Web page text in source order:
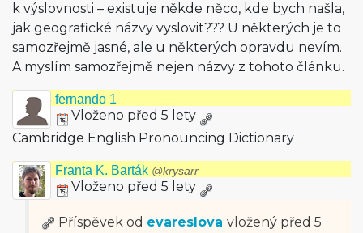
k výslovnosti – existuje někde něco, kde bych našla,
jak geografické názvy vyslovit??? U některých je to
samozřejmě jasné, ale u některých opravdu nevím.
A myslím samozřejmě nejen názvy z tohoto článku.
fernando 1
Vloženo před 5 lety
Cambridge English Pronouncing Dictionary
Franta K. Barták @krysarr
Vloženo před 5 lety
Příspěvek od evareslova vložený před 5